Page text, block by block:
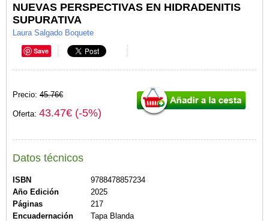
NUEVAS PERSPECTIVAS EN HIDRADENITIS
SUPURATIVA
Laura Salgado Boquete
Save
Precio: 45.76€
Oferta: 43.47€ (-5%)
Datos técnicos
ISBN
9788478857234
Año Edición
2025
Páginas
217
Encuadernación
Tapa Blanda